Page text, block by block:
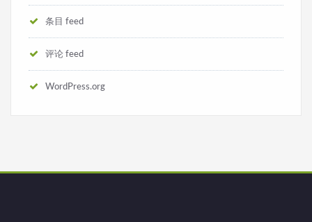
条目 feed
评论 feed
WordPress.org